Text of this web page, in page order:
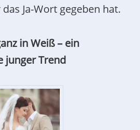
Ja-Wort gegeben hat.
in Weiß – ein
junger Trend